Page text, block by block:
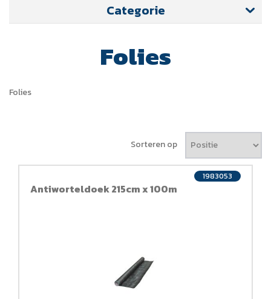
Categorie
Folies
Folies
Sorteren op
Antiworteldoek 215cm x 100m
1983053